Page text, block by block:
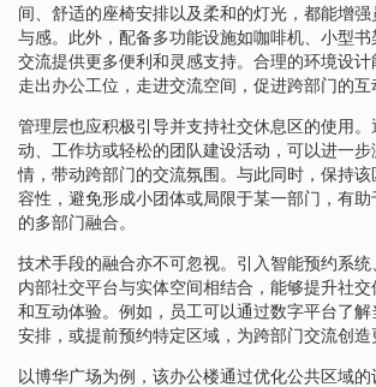
间、舒适的座椅安排以及柔和的灯光，都能增
与感。此外，配备多功能设施如咖啡机、小型
交流提供更多便利和灵感支持。合理的环境设
走出办公工位，走进交流空间，促进跨部门的互
管理层也应积极引导并支持社交休息区的使用
动、工作坊或轻松的团队建设活动，可以进一
情，带动跨部门的交流氛围。与此同时，保持
容性，避免形成小团体或局限于某一部门，有助
的多部门融合。
技术手段的融合亦不可忽视。引入智能预约系
内部社交平台与实体空间相结合，能够提升社
和互动体验。例如，员工可以通过数字平台了
安排，或提前预约特定区域，为跨部门交流创造
以博华广场为例，该办公楼通过优化公共区域